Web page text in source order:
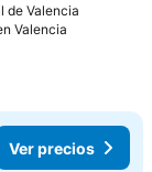
de Valencia
Valencia
Ver precios